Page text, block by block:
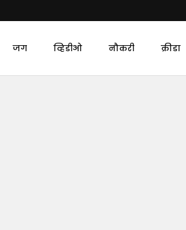
जग व्हिडीओ नौकरी क्रीडा